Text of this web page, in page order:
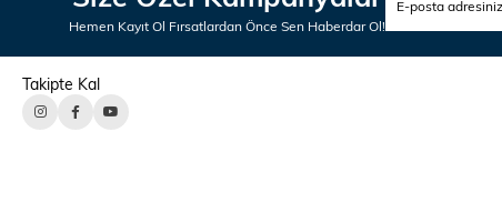
Hemen Kayıt Ol Fırsatlardan Önce Sen Haberdar Ol!
Takipte Kal